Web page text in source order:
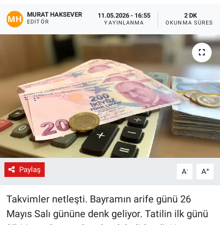
MURAT HAKSEVER
EDITÖR
11.05.2026 - 16:55
YAYINLANMA
2 DK
OKUNMA SÜRESI
Paylaş A- A+
Takvimler netleşti. Bayramın arife günü 26
Mayıs Salı gününe denk geliyor. Tatilin ilk günü
Yerel